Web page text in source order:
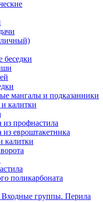
беседки
мангалы и подказанники
калитки
из профнастила
из евроштакетника
калитки
поликарбоната
группы. Перила